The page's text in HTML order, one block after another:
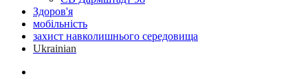
Здоров'я
мобільність
захист навколишнього середовища
Ukrainian